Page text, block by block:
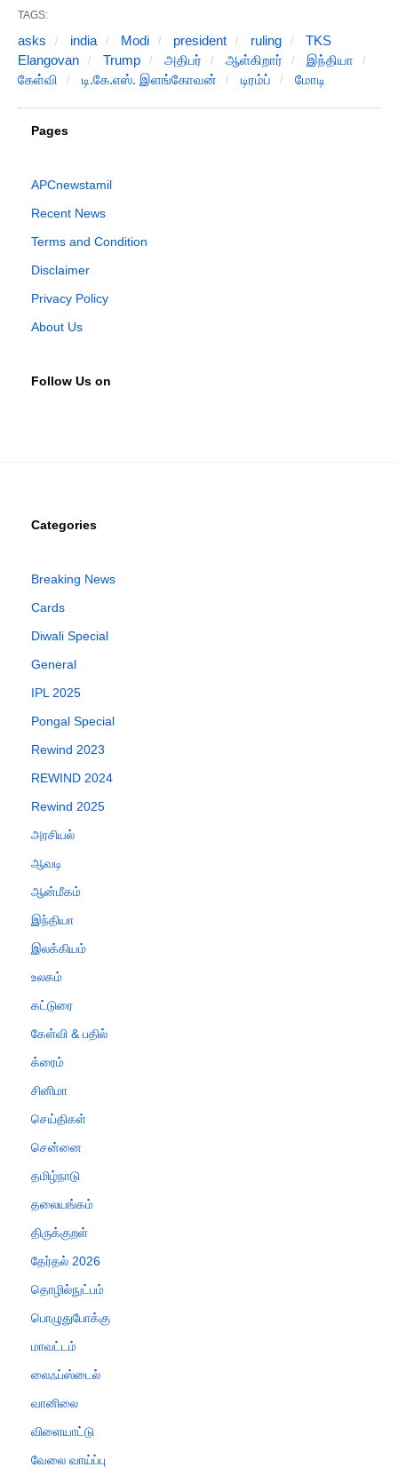
TAGS:
asks india Modi president ruling
TKS
Elangovan
Trump அதிபர் ஆள்கிறார்
இந்தியா
கேள்வி
டி.கே.எஸ். இளங்கோவன் டிரம்ப் மோடி
Pages
APCnewstamil
Recent News
Terms and Condition
Disclaimer
Privacy Policy
About Us
Follow Us on
Categories
Breaking News
Cards
Diwali Special
General
IPL 2025
Pongal Special
Rewind 2023
REWIND 2024
Rewind 2025
அரசியல்
ஆவடி
ஆன்மீகம்
இந்தியா
இலக்கியம்
உலகம்
கட்டுரை
கேள்வி & பதில்
க்ரைம்
சினிமா
செய்திகள்
சென்னை
தமிழ்நாடு
தலையங்கம்
திருக்குறள்
தேர்தல் 2026
தொழில்நுட்பம்
பொழுதுபோக்கு
மாவட்டம்
லைஃப்ஸ்டைல்
வானிலை
விளையாட்டு
வேலை வாய்ப்பு